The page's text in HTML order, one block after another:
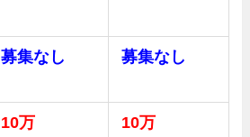
募集なし 募集なし
10万 10万